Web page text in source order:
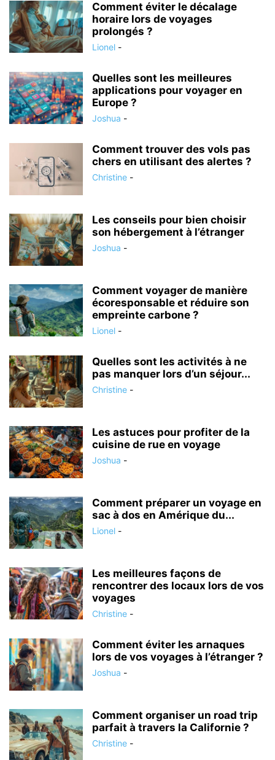
Comment éviter le décalage
horaire lors de voyages
prolongés ?
Lionel -
Quelles sont les meilleures
applications pour voyager en
Europe ?
Joshua -
Comment trouver des vols pas
chers en utilisant des alertes ?
Christine -
Les conseils pour bien choisir
son hébergement à l’étranger
Joshua -
Comment voyager de manière
écoresponsable et réduire son
empreinte carbone ?
Lionel -
Quelles sont les activités à ne
pas manquer lors d’un séjour...
Christine -
Les astuces pour profiter de la
cuisine de rue en voyage
Joshua -
Comment préparer un voyage en
sac à dos en Amérique du...
Lionel -
Les meilleures façons de
rencontrer des locaux lors de vos
voyages
Christine -
Comment éviter les arnaques
lors de vos voyages à l’étranger ?
Joshua -
Comment organiser un road trip
parfait à travers la Californie ?
Christine -